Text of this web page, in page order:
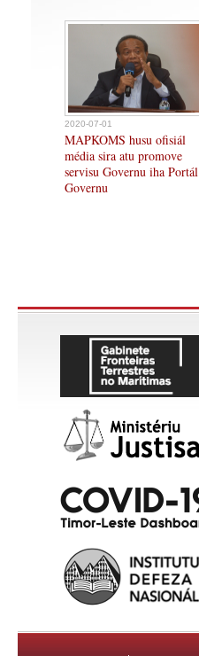
2020-07-01
MAPKOMS husu ofisiál
média sira atu promove
servisu Governu iha Portál
Governu